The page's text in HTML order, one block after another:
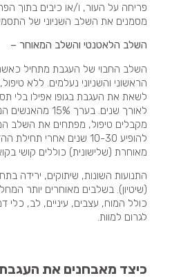
פריחה על העור, ו/או כיבים בתוך
מסמנים את השלב השניוני של
השלב הלאטנטי והשלב המאוחר –
השלב החבוי של העגבת מתחיל
הראשוני והשניוני נעלמים. ללא
לשאת את העגבת בגופו אפילו בלי
לאורך שנים.
מקבלים טיפול, מפתחים את השלב
להופיע 10-30 שנים אחרי
מאוחרת (שלישונית) כוללים קושי
התנועות השונות, שיתוקים, ירידה
(שיטיון). בשלבים מאוחרים יותר
כולל המוח, עצבים, עיניים, לב, כלי
לגרום למוות.
כיצד מאבחנים את